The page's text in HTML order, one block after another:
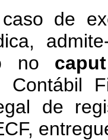
de
no
Contábil
de